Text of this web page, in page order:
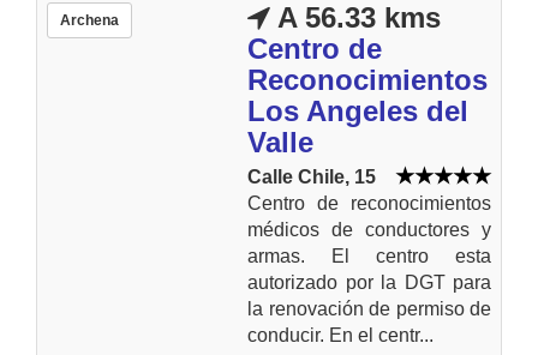
Archena
A 56.33 kms
Centro de
Reconocimientos
Los Angeles del
Valle
Calle Chile, 15
Centro de reconocimientos
médicos de conductores y
armas. El centro esta
autorizado por la DGT para
la renovación de permiso de
conducir. En el centr...